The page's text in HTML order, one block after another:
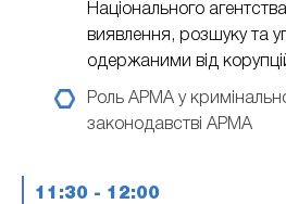
Національного
виявлення, розшуку та
одержаними від
Роль АРМА у
законодавстві АРМА
11:30 - 12:00